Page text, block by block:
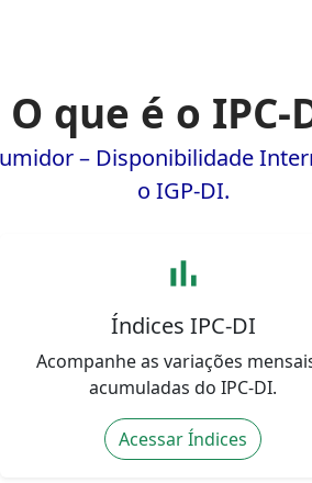
O que é o IPC-
– Disponibilidade
o IGP-DI.
bar_chart
Índices IPC-DI
Acompanhe as variações
acumuladas do IPC-DI.
Acessar Índices